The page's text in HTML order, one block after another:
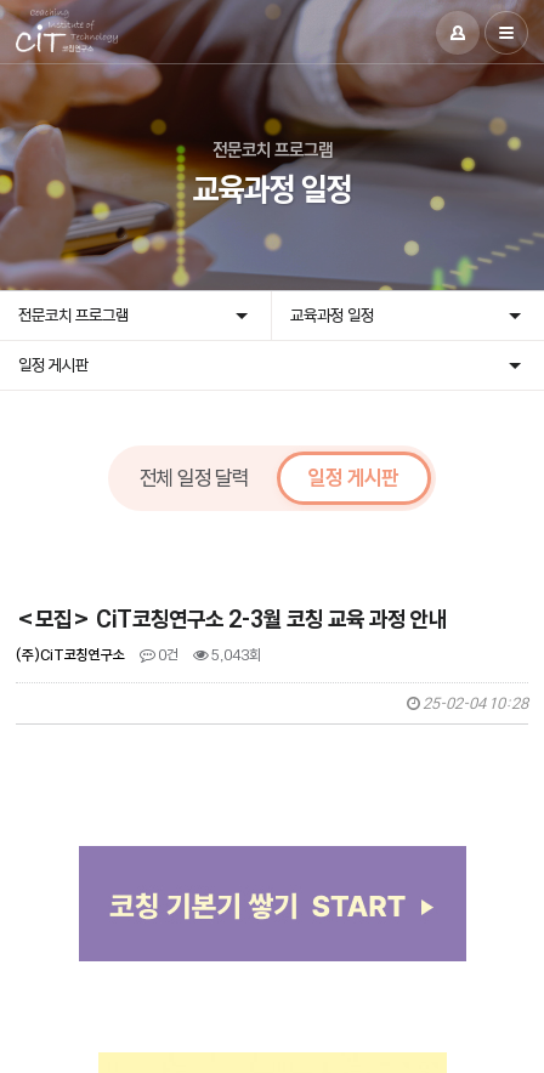
전문코치 프로그램
교육과정 일정
전문코치 프로그램 교육과정 일정
일정 게시판
전체 일정 달력 일정 게시판
<모집> CiT코칭연구소 2-3월 코칭 교육 과정 안내
(주)CiT코칭연구소 0건 5,043회
25-02-04 10:28